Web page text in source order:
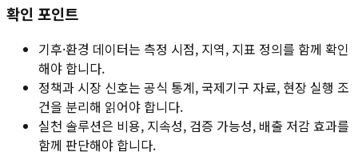
확인 포인트
기후·환경 데이터는 측정 시점, 지역, 지표 정의를 함께 확인
해야 합니다.
정책과 시장 신호는 공식 통계, 국제기구 자료, 현장 실행 조
건을 분리해 읽어야 합니다.
실천 솔루션은 비용, 지속성, 검증 가능성, 배출 저감 효과를
함께 판단해야 합니다.